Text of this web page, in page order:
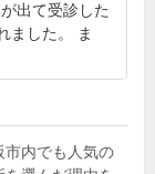
出て受診した
ました。 ま
市内でも人気の